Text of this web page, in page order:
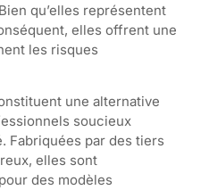
qu’elles représentent
elles offrent une
les risques
une alternative
soucieux
Fabriquées par des tiers
elles sont
des modèles